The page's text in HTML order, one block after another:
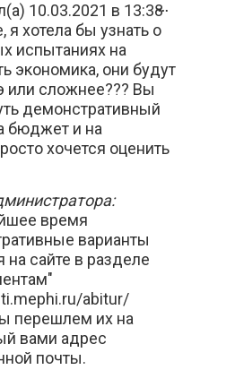
10.03.2021 в 13:38
я хотела бы узнать о
испытаниях на
экономика, они будут
или сложнее??? Вы
демонстративный
бюджет и на
хочется оценить
время
варианты
на сайте в разделе
abitur/
перешлем их на
вами адрес
почты.
...
состояние.